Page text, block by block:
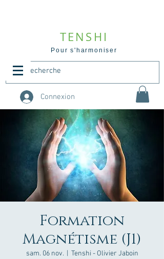
TENSHI
Pour s'harmoniser
Connexion
Formation
Magnétisme (J1)
sam. 06 nov.
  |
Tenshi - Olivier Jaboin